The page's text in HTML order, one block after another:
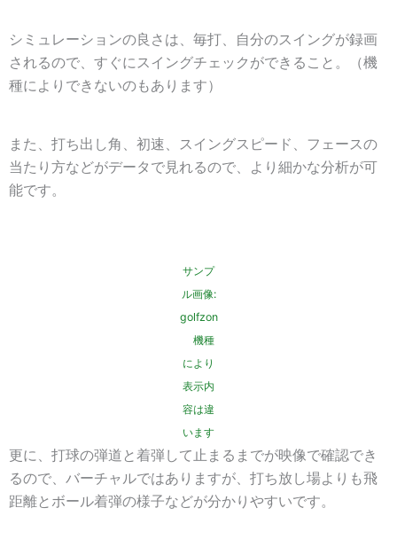
シミュレーションの良さは、毎打、自分のスイングが録画
されるので、すぐにスイングチェックができること。（機
種によりできないのもあります）
また、打ち出し角、初速、スイングスピード、フェースの
当たり方などがデータで見れるので、より細かな分析が可
能です。
サンプ
ル画像:
golfzon
機種
により
表示内
容は違
います
更に、打球の弾道と着弾して止まるまでが映像で確認でき
るので、バーチャルではありますが、打ち放し場よりも飛
距離とボール着弾の様子などが分かりやすいです。